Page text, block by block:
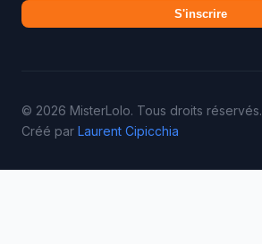
S'inscrire
© 2026 MisterLolo. Tous droits réservés.
Créé par Laurent Cipicchia